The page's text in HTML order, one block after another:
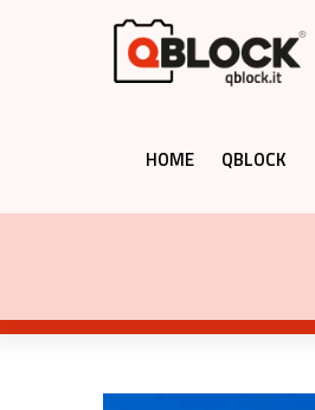
HOME QBLOCK